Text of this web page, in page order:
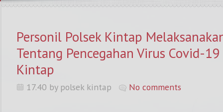
Personil Polsek Kintap
Tentang Pencegahan Virus Covid-
Kintap
17.40 by polsek kintap No comments